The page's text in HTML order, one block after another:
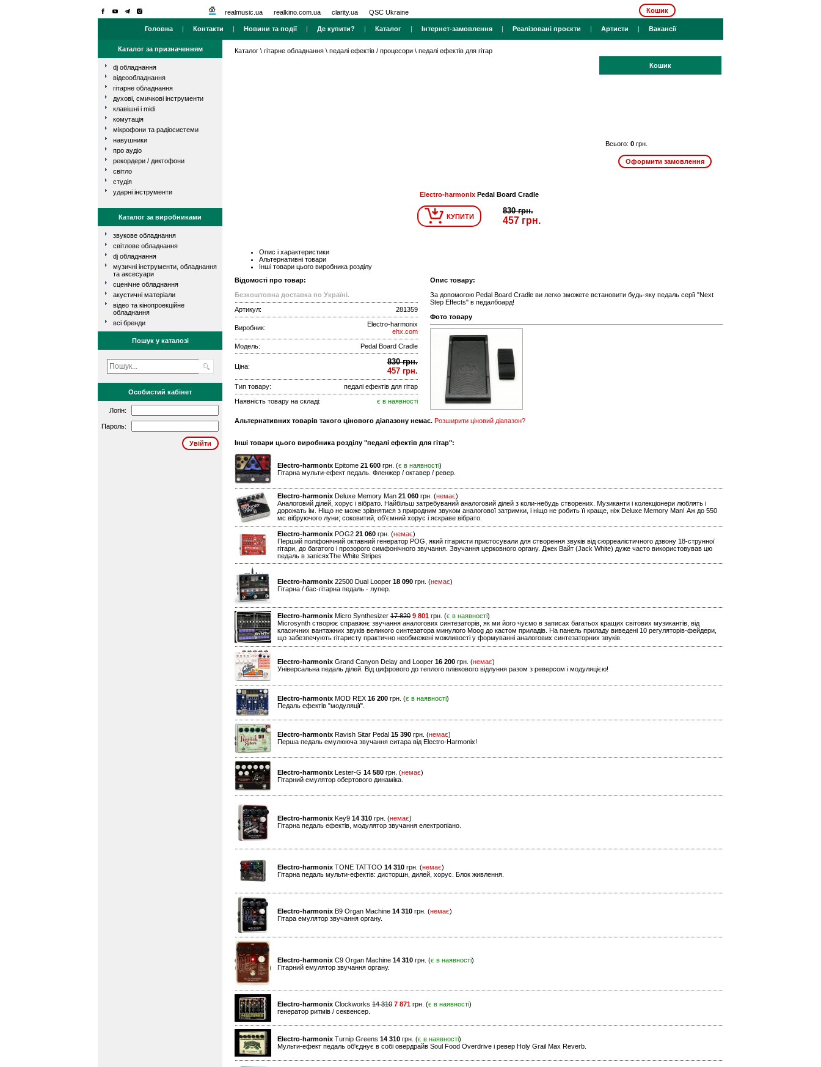
realmusic.ua realkino.com.ua clarity.ua QSC Ukraine Кошик
Головна | Контакти | Новини та події| Де купити? | Каталог | Інтернет-замовлення | Реалізовані проєкти | Артисти | Вакансії
Каталог за призначенням
dj обладнання
відеообладнання
гітарне обладнання
духові, смичкові інструменти
клавішні і midi
комутація
мікрофони та радіосистеми
навушники
про аудіо
рекордери / диктофони
світло
студія
ударні інструменти
Каталог за виробниками
звукове обладнання
світлове обладнання
dj обладнання
музичні інструменти, обладнання
та аксесуари
сценічне обладнання
акустичні матеріали
відео та кінопроекційне
обладнання
всі бренди
Пошук у каталозі
Особистий кабінет
Логін:
Пароль:
Каталог \ гітарне обладнання \ педалі ефектів / процесори \ педалі ефектів для гітар
Кошик
Всього: 0 грн.
Electro-harmonixPedal Board Cradle
КУПИТИ
830 грн.
457 грн.
Опис і характеристики
Альтернативні товари
Інші товари цього виробника розділу
Відомості про товар:
Безкоштовна доставка по Україні.
Артикул:
281359
Виробник:
Electro-harmonix
ehx.com
Модель:
Pedal Board Cradle
Ціна:
830 грн.
457 грн.
Тип товару:
педалі ефектів для гітар
Наявність товару на складі:
є в наявності
Опис товару:
За допомогою Pedal Board Cradle ви легко зможете встановити будь-яку педаль серії "Next
Step Effects" в педалбоард!
Фото товару
Альтернативних товарів такого цінового діапазону немає. Розширити ціновий діапазон?
Інші товари цього виробника розділу "педалі ефектів для гітар":
Electro-harmonix Epitome 21 600 грн. (є в наявності)
Гітарна мульти-ефект педаль. Фленжер / октавер / ревер.
Electro-harmonix Deluxe Memory Man 21 060 грн. (немає)
Аналоговий ділей, хорус і вібрато. Найбільш затребуваний аналоговий ділей з коли-небудь створених. Музиканти і колекціонери люблять і
дорожать ім. Ніщо не може зрівнятися з природним звуком аналогової затримки, і ніщо не робить її краще, ніж Deluxe Memory Man! Аж до 550
мс вібруючого луни; соковитий, об'ємний хорус і яскраве вібрато.
Electro-harmonix POG2 21 060 грн. (немає)
Перший поліфонічний октавний генератор POG, який гітаристи пристосували для створення звуків від сюрреалістичного дзвону 18-струнної
гітари, до багатого і прозорого симфонічного звучання. Звучання церковного органу. Джек Вайт (Jack White) дуже часто використовував цю
педаль в запісяхThe White Stripes
Electro-harmonix 22500 Dual Looper 18 090 грн. (немає)
Гітарна / бас-гітарна педаль - лупер.
Electro-harmonix Micro Synthesizer 17 820 9 801 грн. (є в наявності)
Microsynth створює справжнє звучання аналогових синтезаторів, як ми його чуємо в записах багатьох кращих світових музикантів, від
класичних вантажних звуків великого синтезатора минулого Moog до кастом приладів. На панель приладу виведені 10 регуляторів-фейдери,
що забезпечують гітаристу практично необмежені можливості у формуванні аналогових синтезаторних звуків.
Electro-harmonix Grand Canyon Delay and Looper 16 200 грн. (немає)
Універсальна педаль ділей. Від цифрового до теплого плівкового відлуння разом з реверсом і модуляцією!
Electro-harmonix MOD REX 16 200 грн. (є в наявності)
Педаль ефектів "модуляції".
Electro-harmonix Ravish Sitar Pedal 15 390 грн. (немає)
Перша педаль емулююча звучання ситара від Electro-Harmonix!
Electro-harmonix Lester-G 14 580 грн. (немає)
Гітарний емулятор обертового динаміка.
Electro-harmonix Key9 14 310 грн. (немає)
Гітарна педаль ефектів, модулятор звучання електропіано.
Electro-harmonix TONE TATTOO 14 310 грн. (немає)
Гітарна педаль мульти-ефектів: дисторшн, дилей, хорус. Блок живлення.
Electro-harmonix B9 Organ Machine 14 310 грн. (немає)
Гітара емулятор звучання органу.
Electro-harmonix C9 Organ Machine 14 310 грн. (є в наявності)
Гітарний емулятор звучання органу.
Electro-harmonix Clockworks 14 310 7 871 грн. (є в наявності)
генератор ритмів / секвенсер.
Electro-harmonix Turnip Greens 14 310 грн. (є в наявності)
Мульти-ефект педаль об'єднує в собі овердрайв Soul Food Overdrive і ревер Holy Grail Max Reverb.